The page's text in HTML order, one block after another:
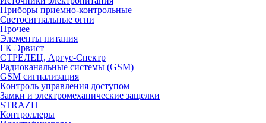
Приборы приемно-контрольные
Светосигнальные огни
Прочее
Элементы питания
ГК Эрвист
СТРЕЛЕЦ, Аргус-Спектр
Радиоканальные системы (GSM)
GSM сигнализация
Контроль управления доступом
Замки и электромеханические защелки
STRAZH
Контроллеры